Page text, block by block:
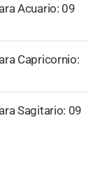
Acuario: 09
Capricornio:
Sagitario: 09